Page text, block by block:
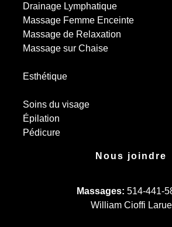
Drainage Lymphatique
Massage Femme Enceinte
Massage de Relaxation
Massage sur Chaise
Esthétique
Soins du visage
Épilation
Pédicure
Nous joindre
Massages: 514-441-
William Cioffi Larue